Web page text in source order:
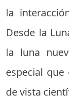
la
Desde la
la luna
especial
de vista